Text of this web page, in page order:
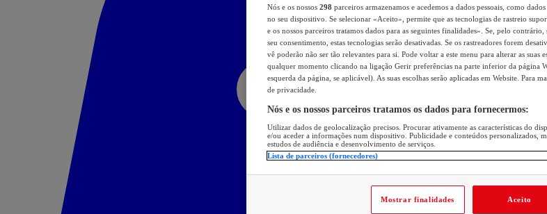
Nós e os nossos 298 parceiros armazenamos e acedemos a dados pessoais, como
no seu dispositivo. Se selecionar «Aceito», permite que as tecnologias de rastreio
e os nossos parceiros tratamos dados para as seguintes finalidades». Se, pelo
seu consentimento, estas tecnologias serão desativadas. Se os rastreadores forem
vê poderão não ser tão relevantes para si. Pode voltar a este menu para alterar as suas
qualquer momento clicando na ligação Gerir preferências na parte inferior da página
esquerda da página, se aplicável). As suas escolhas serão aplicadas em Website. Para
de privacidade.
Nós e os nossos parceiros tratamos os dados para fornecermos:
Utilizar dados de geolocalização precisos. Procurar ativamente as características do
e/ou aceder a informações num dispositivo. Publicidade e conteúdos personalizados,
estudos de audiência e desenvolvimento de serviços.
Lista de parceiros (fornecedores)
Mostrar finalidades Aceito